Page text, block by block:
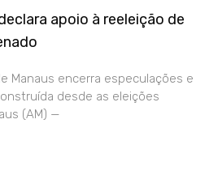
apoio à reeleição de
Manaus encerra especulações e
desde as eleições
(AM) —